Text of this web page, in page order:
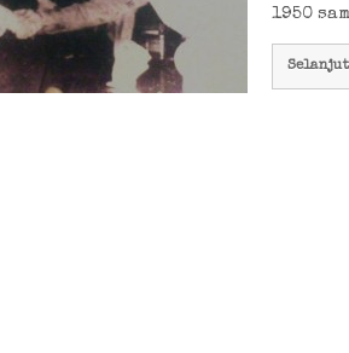
1950